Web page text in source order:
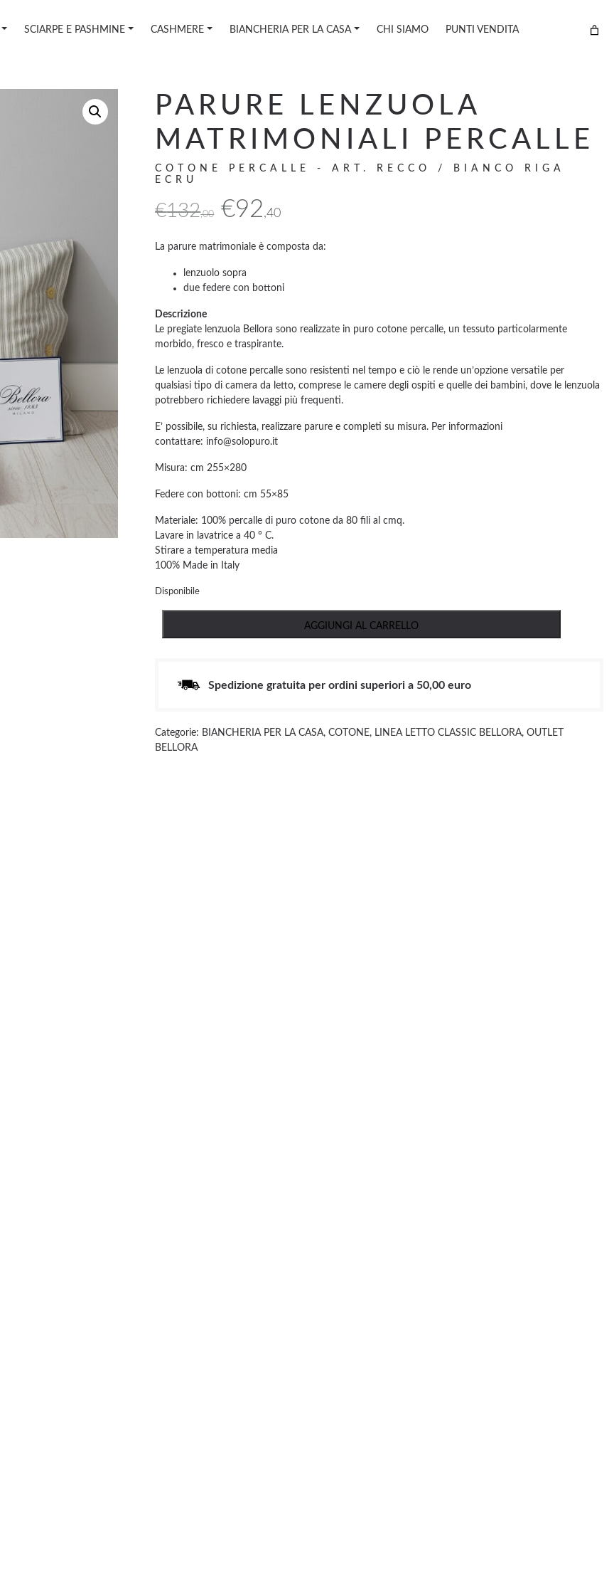
SCIARPE E PASHMINE CASHMERE BIANCHERIA PER LA CASA CHI SIAMO PUNTI VENDITA
PARURE LENZUOLA
MATRIMONIALI PERCALLE
COTONE PERCALLE - ART. RECCO / BIANCO RIGA
ECRU
€132,00
Il
prezzo
originale
era:
€132,00.
€92,40Il
prezzo
attuale
è:
La parure matrimoniale è composta da:
lenzuolo sopra
due federe con bottoni
Descrizione
Le pregiate lenzuola Bellora sono realizzate in puro cotone percalle, un tessuto particolarmente
morbido, fresco e traspirante.
Le lenzuola di cotone percalle sono resistenti nel tempo e ciò le rende un’opzione versatile per
qualsiasi tipo di camera da letto, comprese le camere degli ospiti e quelle dei bambini, dove le lenzuola
potrebbero richiedere lavaggi più frequenti.
E’ possibile, su richiesta, realizzare parure e completi su misura. Per informazioni
contattare: info@solopuro.it
Misura: cm 255×280
Federe con bottoni: cm 55×85
Materiale: 100% percalle di puro cotone da 80 fili al cmq.
Lavare in lavatrice a 40 ° C.
Stirare a temperatura media
100% Made in Italy
Disponibile
AGGIUNGI AL CARRELLO
Spedizione gratuita per ordini superiori a 50,00 euro
Categorie: BIANCHERIA PER LA CASA,COTONE, LINEA LETTO CLASSIC BELLORA,OUTLET
BELLORA